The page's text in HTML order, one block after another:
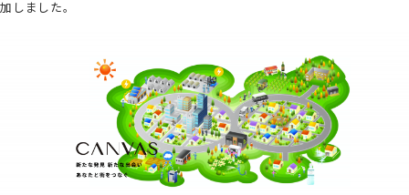
加しました。